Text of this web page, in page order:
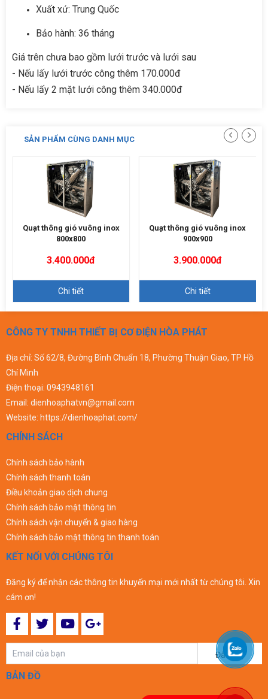
Xuất xứ: Trung Quốc
Bảo hành: 36 tháng
Giá trên chưa bao gồm lưới trước và lưới sau
- Nếu lấy lưới trước công thêm 170.000đ
- Nếu lấy 2 mặt lưới công thêm 340.000đ
SẢN PHẨM CÙNG DANH MỤC
Quạt thông gió vuông inox
800x800
3.400.000đ
Chi tiết
Quạt thông gió vuông inox
900x900
3.900.000đ
Chi tiết
CÔNG TY TNHH THIẾT BỊ CƠ ĐIỆN HÒA PHÁT
Địa chỉ: Số 62/8, Đường Bình Chuẩn 18, Phường Thuận Giao, TP Hồ
Chí Minh
Điện thoại: 0943948161
Email: dienhoaphatvn@gmail.com
Website: https://dienhoaphat.com/
CHÍNH SÁCH
Chính sách bảo hành
Chính sách thanh toán
Điều khoản giao dịch chung
Chính sách bảo mật thông tin
Chính sách vận chuyển & giao hàng
Chính sách bảo mật thông tin thanh toán
KẾT NỐI VỚI CHÚNG TÔI
Đăng ký để nhận các thông tin khuyến mại mới nhất từ chúng tôi. Xin
cám ơn!
Đăng ký
BẢN ĐỒ